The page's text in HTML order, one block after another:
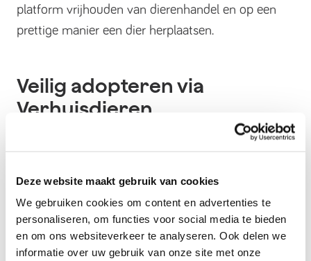
Deze website maakt gebruik van cookies
We gebruiken cookies om content en advertenties te
personaliseren, om functies voor social media te bieden
en om ons websiteverkeer te analyseren. Ook delen we
informatie over uw gebruik van onze site met onze
platform vrijhouden van dierenhandel en op een
prettige manier een dier herplaatsen.
Veilig adopteren via
Verhuisdieren
ieder ander online platform. Vrijwel al onze
gebruikers zijn ontzettend blij met hun nieuwe
huisdier of met de herplaatsing van hun hond, kat
of konijn. Via Verhuisdieren een huisdier